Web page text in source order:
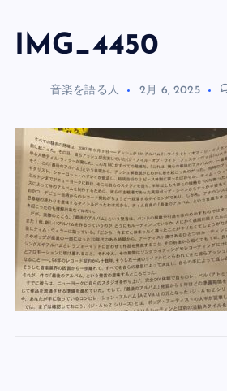
IMG_4450
音楽を語る人 2月 6, 2025